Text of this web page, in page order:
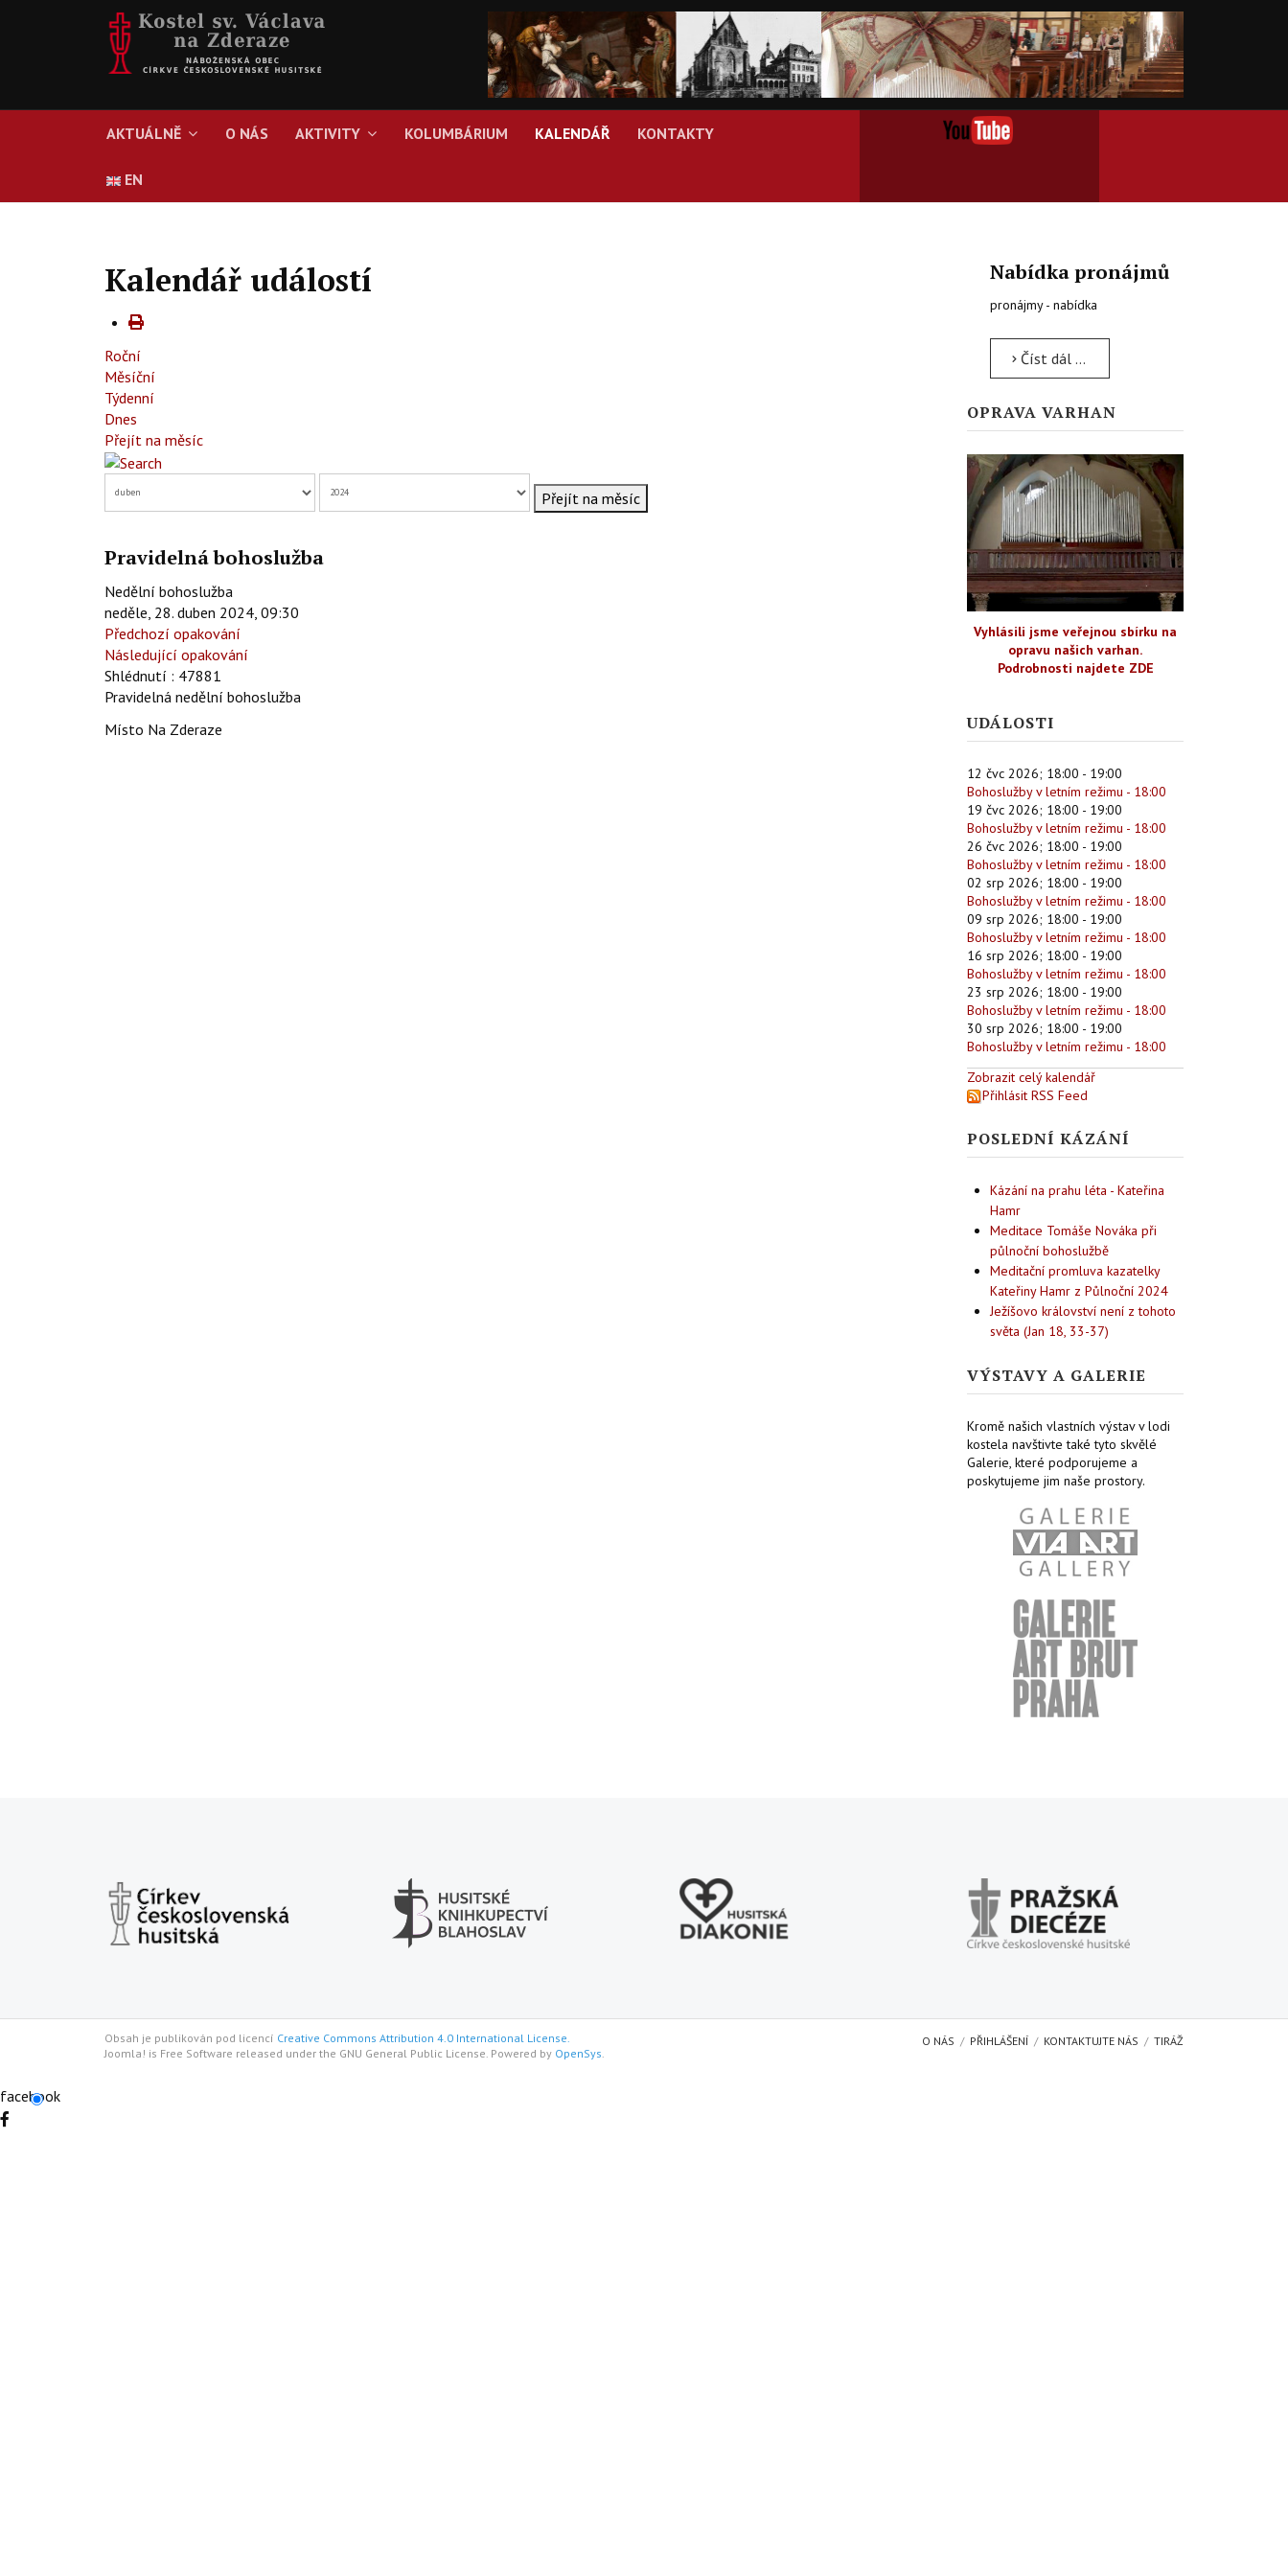
AKTUÁLNĚ O NÁS AKTIVITY KOLUMBÁRIUM KALENDÁŘ KONTAKTY
EN
Kalendář událostí
Roční
Měsíční
Týdenní
Dnes
Přejít na měsíc
Přejít na měsíc
Pravidelná bohoslužba
Nedělní bohoslužba
neděle, 28. duben 2024, 09:30
Předchozí opakování
Následující opakování
Shlédnutí : 47881
Pravidelná nedělní bohoslužba
Místo Na Zderaze
Nabídka pronájmů
pronájmy - nabídka
Číst dál …
OPRAVA VARHAN
Vyhlásili jsme veřejnou sbírku na
opravu našich varhan.
Podrobnosti najdete ZDE
UDÁLOSTI
12 čvc 2026; 18:00 - 19:00
Bohoslužby v letním režimu - 18:00
19 čvc 2026; 18:00 - 19:00
Bohoslužby v letním režimu - 18:00
26 čvc 2026; 18:00 - 19:00
Bohoslužby v letním režimu - 18:00
02 srp 2026; 18:00 - 19:00
Bohoslužby v letním režimu - 18:00
09 srp 2026; 18:00 - 19:00
Bohoslužby v letním režimu - 18:00
16 srp 2026; 18:00 - 19:00
Bohoslužby v letním režimu - 18:00
23 srp 2026; 18:00 - 19:00
Bohoslužby v letním režimu - 18:00
30 srp 2026; 18:00 - 19:00
Bohoslužby v letním režimu - 18:00
Zobrazit celý kalendář
Přihlásit RSS Feed
POSLEDNÍ KÁZÁNÍ
Kázání na prahu léta - Kateřina
Hamr
Meditace Tomáše Nováka při
půlnoční bohoslužbě
Meditační promluva kazatelky
Kateřiny Hamr z Půlnoční 2024
Ježíšovo království není z tohoto
světa (Jan 18, 33-37)
VÝSTAVY A GALERIE
Kromě našich vlastních výstav v lodi
kostela navštivte také tyto skvělé
Galerie, které podporujeme a
poskytujeme jim naše prostory.
Obsah je publikován pod licencí Creative Commons Attribution 4.0 International License.
Joomla! is Free Software released under the GNU General Public License. Powered by OpenSys.
O NÁS PŘIHLÁŠENÍ KONTAKTUJTE NÁS TIRÁŽ
facebook